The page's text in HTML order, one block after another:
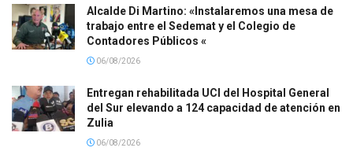
Alcalde Di Martino: «Instalaremos una mesa de
trabajo entre el Sedemat y el Colegio de
Contadores Públicos «
06/08/2026
Entregan rehabilitada UCI del Hospital General
del Sur elevando a 124 capacidad de atención en
Zulia
06/08/2026